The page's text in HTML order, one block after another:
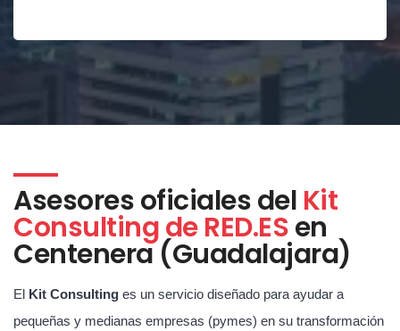
Asesores oficiales del Kit
Consulting de RED.ESen
Centenera (Guadalajara)
El Kit Consulting es un servicio diseñado para ayudar a
pequeñas y medianas empresas (pymes) en su transformación